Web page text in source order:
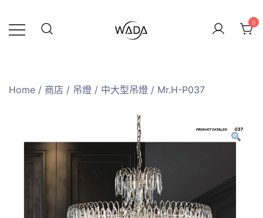
0
Home / 商店 / 吊燈 / 中大型吊燈 / Mr.H-P037